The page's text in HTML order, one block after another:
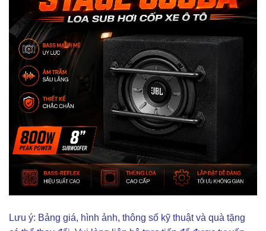
Lưu ý: Bảng giá, hình ảnh, thông số kỹ thuật và quà tặng